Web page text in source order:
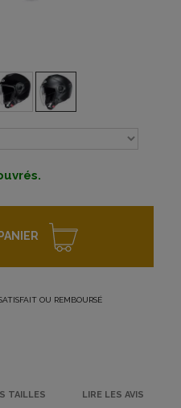
OU REMBOURSÉ
TAILLES LIRE LES AVIS